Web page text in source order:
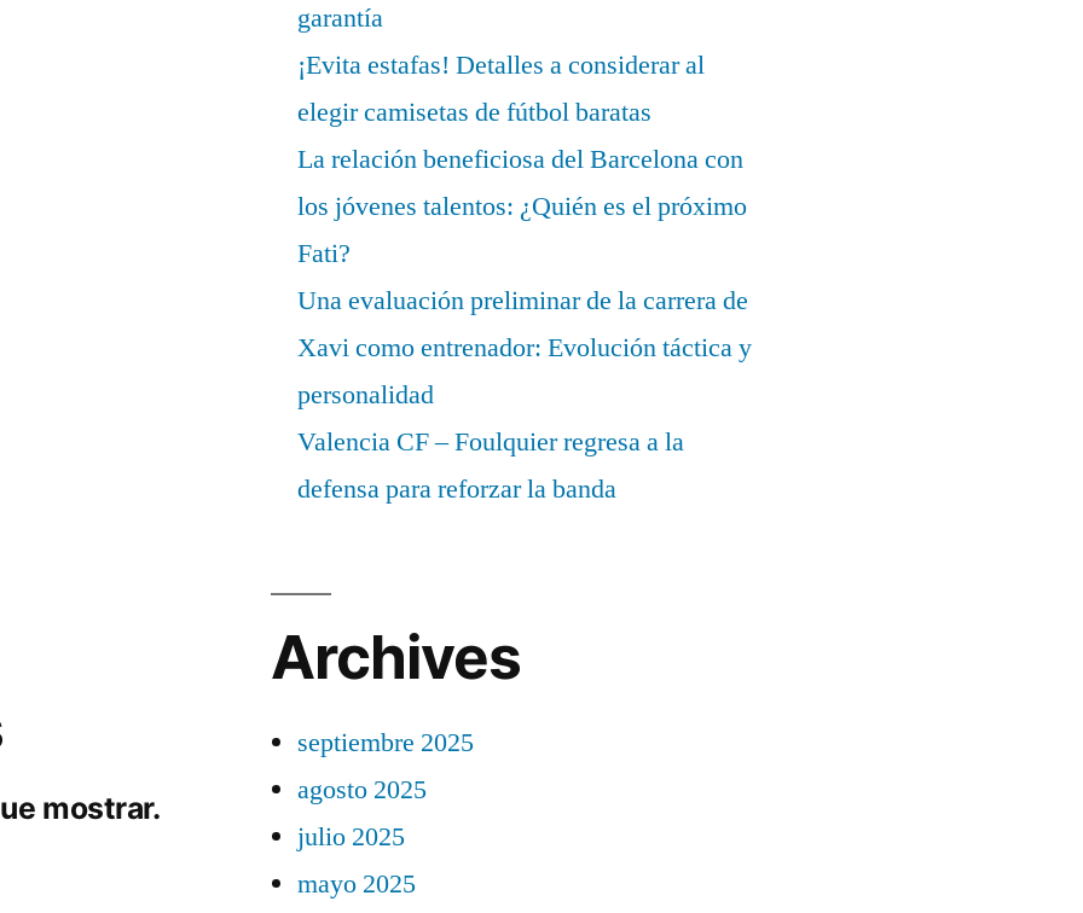
garantía
¡Evita estafas! Detalles a considerar al
elegir camisetas de fútbol baratas
La relación beneficiosa del Barcelona con
los jóvenes talentos: ¿Quién es el próximo
Fati?
Una evaluación preliminar de la carrera de
Xavi como entrenador: Evolución táctica y
personalidad
Valencia CF – Foulquier regresa a la
defensa para reforzar la banda
mostrar.
Archives
septiembre 2025
agosto 2025
julio 2025
mayo 2025